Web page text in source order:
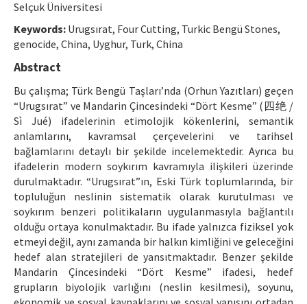
Manuscript Submission
ISSN: 1301-0077 · e-ISSN: 2651-5091
Selçuk Üniversitesi
Keywords: Urugsırat, Four Cutting, Turkic Bengü Stones,
genocide, China, Uyghur, Turk, China
Abstract
Bu çalışma; Türk Bengü Taşları’nda (Orhun Yazıtları) geçen
“Urugsırat” ve Mandarin Çincesindeki “Dört Kesme” (四绝 /
Sì Jué) ifadelerinin etimolojik kökenlerini, semantik
anlamlarını, kavramsal çerçevelerini ve tarihsel
bağlamlarını detaylı bir şekilde incelemektedir. Ayrıca bu
ifadelerin modern soykırım kavramıyla ilişkileri üzerinde
durulmaktadır. “Urugsırat”ın, Eski Türk toplumlarında, bir
topluluğun neslinin sistematik olarak kurutulması ve
soykırım benzeri politikaların uygulanmasıyla bağlantılı
olduğu ortaya konulmaktadır. Bu ifade yalnızca fiziksel yok
etmeyi değil, aynı zamanda bir halkın kimliğini ve geleceğini
hedef alan stratejileri de yansıtmaktadır. Benzer şekilde
Mandarin Çincesindeki “Dört Kesme” ifadesi, hedef
grupların biyolojik varlığını (neslin kesilmesi), soyunu,